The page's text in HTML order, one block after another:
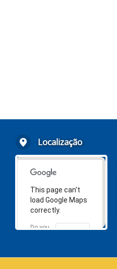
Localização
This page can't
load Google Maps
correctly.
Do you
OK